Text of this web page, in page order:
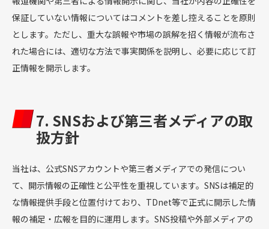
保証していない情報についてはコメントを差し控えることを原則
とします。ただし、重大な誤報や市場の誤解を招く情報が流布さ
れた場合には、適切な方法で事実関係を説明し、必要に応じて訂
正情報を開示します。
7. SNSおよび第三者メディアの取
扱方針
当社は、公式SNSアカウントや第三者メディアでの発信につい
て、開示情報の正確性と公平性を重視しています。SNSは補足的
な情報提供手段と位置付けており、TDnet等で正式に開示した情
報の補足・広報を目的に運用します。SNS投稿や外部メディアの